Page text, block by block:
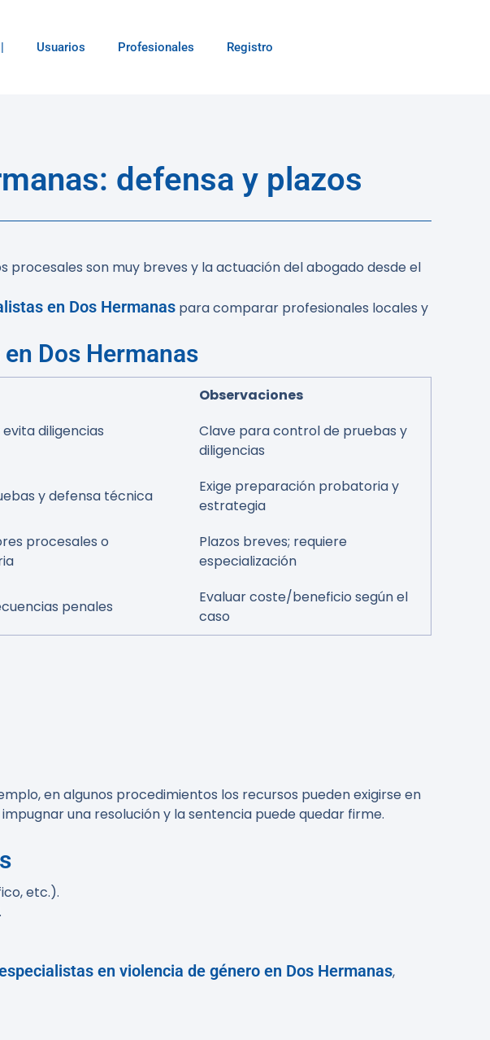
| Usuarios Profesionales Registro
defensa y plazos
procesales son muy breves y la actuación del abogado desde el
en Dos Hermanas para comparar profesionales locales y
Dos Hermanas
Observaciones
diligencias
Clave para control de pruebas y
diligencias
y defensa técnica
Exige preparación probatoria y
estrategia
procesales o
Plazos breves; requiere
especialización
penales
Evaluar coste/beneficio según el
caso
en algunos procedimientos los recursos pueden exigirse en
una resolución y la sentencia puede quedar firme.
etc.).
en violencia de género en Dos Hermanas,